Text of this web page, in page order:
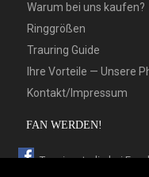
Warum bei uns kaufen?
Ringgrößen
Trauring Guide
Ihre Vorteile — Unsere
Kontakt/Impressum
FAN WERDEN!
Trauringstudio bei